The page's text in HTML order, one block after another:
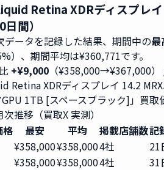
Retina XDRディスプレ
間）
データを記録した結果、期間中の
）、期間平均は¥360,771です。
+¥9,000 （¥358,000→¥367,000
Retina XDRディスプレイ 14.2
1TB [スペースブラック]」買取
次推移（買取X 実測）
格 最安 平均 掲載店舗数記
¥358,000¥358,0004社
21
¥358,000¥358,0004社
31